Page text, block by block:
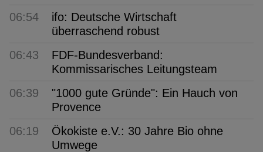
06:54
ifo: Deutsche Wirtschaft
überraschend robust
06:43
FDF-Bundesverband:
Kommissarisches Leitungsteam
06:39
"1000 gute Gründe": Ein Hauch von
Provence
06:19
Ökokiste e.V.: 30 Jahre Bio ohne
Umwege